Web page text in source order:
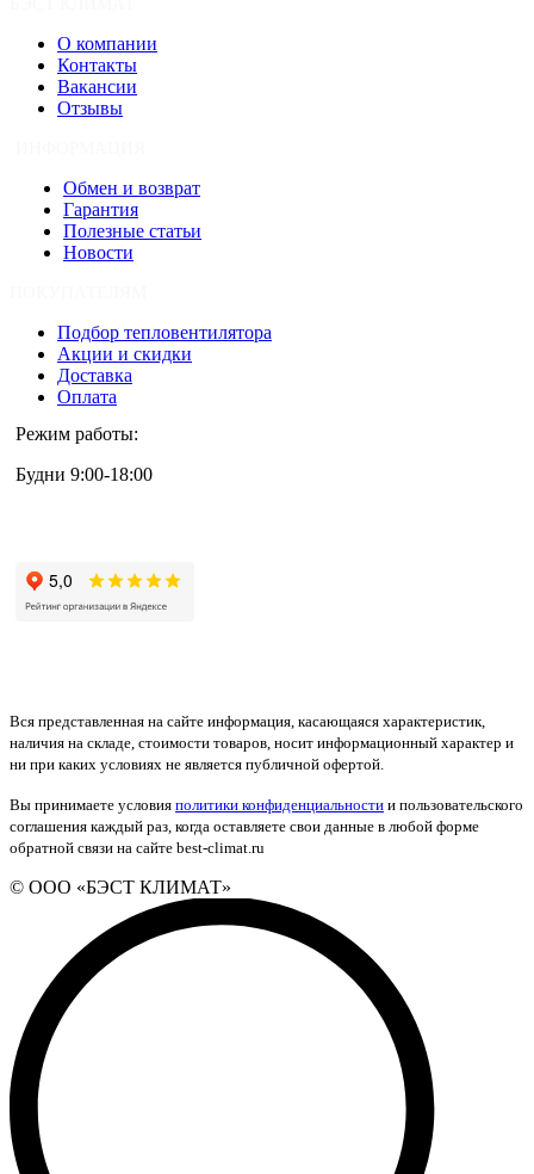
О компании
Контакты
Вакансии
Отзывы
Обмен и возврат
Гарантия
Полезные статьи
Новости
Подбор тепловентилятора
Акции и скидки
Доставка
Оплата
Режим работы:
Будни 9:00-18:00
Вся представленная на сайте информация, касающаяся характеристик,
наличия на складе, стоимости товаров, носит информационный характер и
ни при каких условиях не является публичной офертой.
Вы принимаете условия политики конфиденциальности и пользовательского
соглашения каждый раз, когда оставляете свои данные в любой форме
обратной связи на сайте best-climat.ru
© ООО «БЭСТ КЛИМАТ»